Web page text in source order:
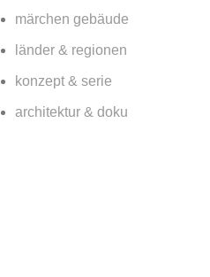
märchen gebäude
länder & regionen
konzept & serie
architektur & doku